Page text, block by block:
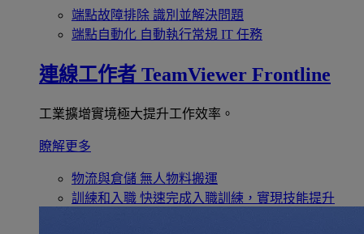
端點故障排除 識別並解決問題
端點自動化 自動執行常規 IT 任務
連線工作者 TeamViewer Frontline
工業擴增實境極大提升工作效率。
瞭解更多
物流與倉儲 無人物料搬運
訓練和入職 快速完成入職訓練，實現技能提升